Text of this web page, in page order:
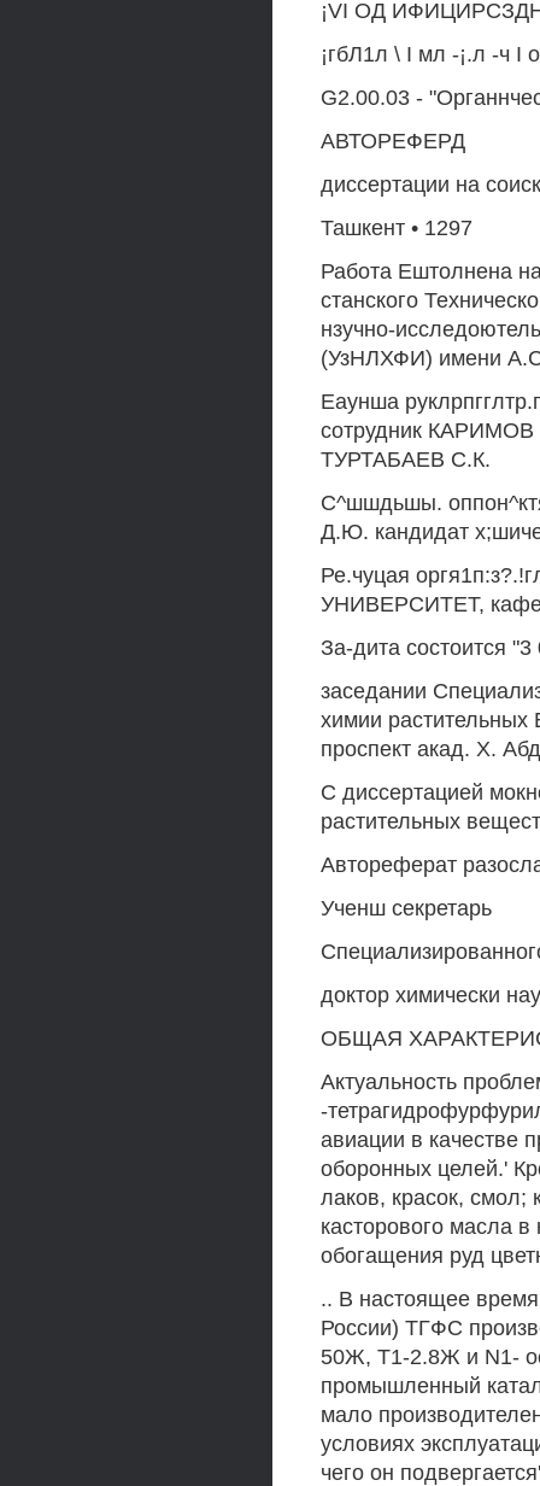
¡VI ОД
¡гбЛ1л \ I мл -¡.л -ч I о
G2.00.03 -
АВТОРЕФЕРД
диссертации на
Ташкент • 1297
Работа Ештолнена
станского
нзучно-
(УзНЛХФИ) имени
Еаунша
сотрудник КАРИМОВ
ТУРТАБАЕВ С.К.
С^шшдьшы.
Д.Ю. кандидат
Ре.чуцая
УНИВЕРСИТЕТ,
За-дита состоится
заседании
химии
проспект акад. X.
С диссертацией
растительных
Автореферат
Ученш секретарь
доктор химически
ОБЩАЯ
Актуальность
-
авиации в качестве
оборонных целей.'
лаков, красок, смол;
касторового масла
обогащения руд
.. В настоящее
России) ТГФС
50Ж, Т1-2.8Ж и N1-
промышленный
мало
условиях
чего он